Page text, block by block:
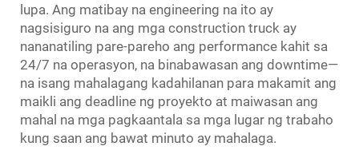
lupa. Ang matibay na engineering na ito ay
nagsisiguro na ang mga construction truck ay
nananatiling pare-pareho ang performance kahit sa
24/7 na operasyon, na binabawasan ang downtime—
na isang mahalagang kadahilanan para makamit ang
maikli ang deadline ng proyekto at maiwasan ang
mahal na mga pagkaantala sa mga lugar ng trabaho
kung saan ang bawat minuto ay mahalaga.